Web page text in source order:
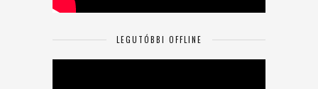
LEGUTÓBBI OFFLINE